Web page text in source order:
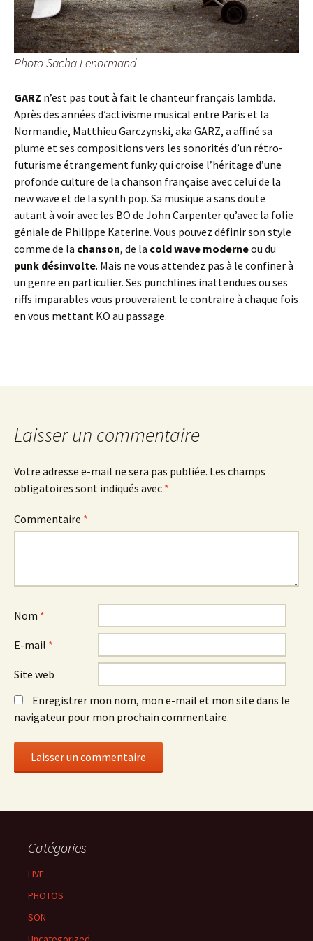
Photo Sacha Lenormand
GARZ n’est pas tout à fait le chanteur français lambda.
Après des années d’activisme musical entre Paris et la
Normandie, Matthieu Garczynski, aka GARZ, a affiné sa
plume et ses compositions vers les sonorités d’un rétro-
futurisme étrangement funky qui croise l’héritage d’une
profonde culture de la chanson française avec celui de la
new wave et de la synth pop. Sa musique a sans doute
autant à voir avec les BO de John Carpenter qu’avec la folie
géniale de Philippe Katerine. Vous pouvez définir son style
comme de la chanson, de la cold wave moderneou du
punk désinvolte. Mais ne vous attendez pas à le confiner à
un genre en particulier. Ses punchlines inattendues ou ses
riffs imparables vous prouveraient le contraire à chaque fois
en vous mettant KO au passage.
Laisser un commentaire
Votre adresse e-mail ne sera pas publiée. Les champs
obligatoires sont indiqués avec *
Commentaire *
Nom *
E-mail *
Site web
Enregistrer mon nom, mon e-mail et mon site dans le
navigateur pour mon prochain commentaire.
Catégories
LIVE
PHOTOS
SON